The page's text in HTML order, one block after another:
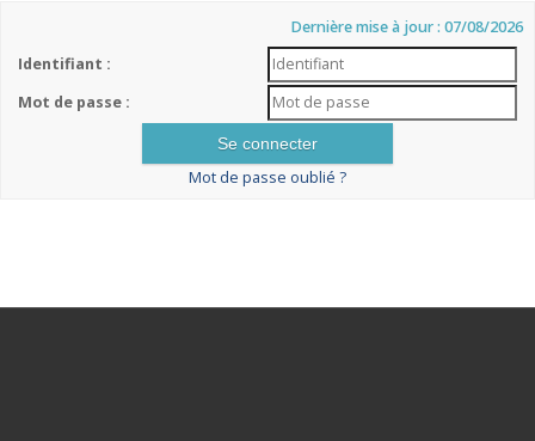
Dernière mise à jour : 07/08/2026
Identifiant :
Mot de passe :
Mot de passe oublié ?